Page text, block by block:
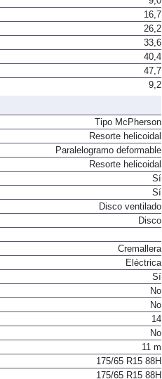
16,7
26,2
33,6
40,4
47,7
9,2
Tipo McPherson
Resorte helicoidal
Paralelogramo deformable
Resorte helicoidal
Sí
Sí
Disco ventilado
Disco
Cremallera
Eléctrica
Sí
No
No
14
No
11 m
175/65 R15 88H
175/65 R15 88H